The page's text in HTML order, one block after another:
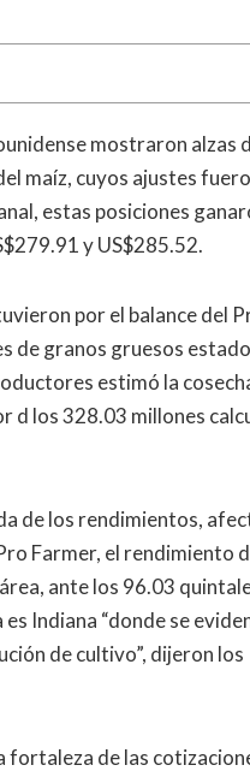
mostraron alzas
maíz, cuyos ajustes
estas posiciones
y US$285.52.
por el balance del
de granos gruesos
estimó la
los 328.03 millones
de los rendimientos,
Farmer, el rendimiento
ante los 96.03
Indiana “donde se
de cultivo”, dijeron los
fortaleza de las